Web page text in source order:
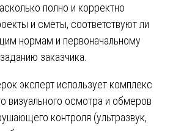
полно и корректно
и сметы, соответствуют ли
нормам и первоначальному
заказчика.
эксперт использует комплекс
визуального осмотра и обмеров
контроля (ультразвук,